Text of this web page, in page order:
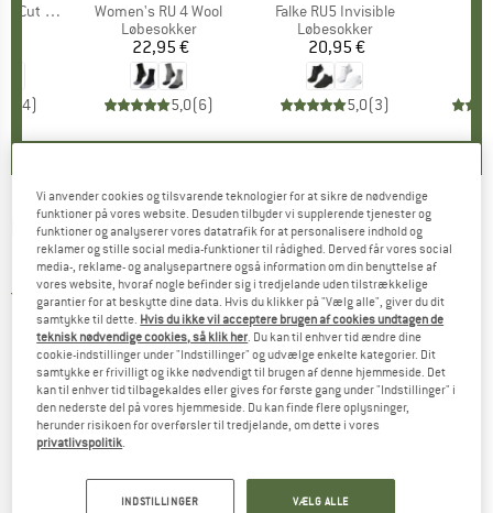
Socks
4)
Artikel
Women's RU 4 Wool
Produktgruppe
Løbesokker
Pris
22,95 €
5,0(6)
Artikel
Falke RU5 Invisible
Produktgruppe
Løbesokker
Pris
20,95 €
5,0(3)
DRYMAX -Running Lite-Mesh No Show Tab -
Løbesokker
5,0(1)
Vi anvender cookies og tilsvarende teknologier for at sikre de nødvendige
funktioner på vores website. Desuden tilbyder vi supplerende tjenester og
funktioner og analyserer vores datatrafik for at personalisere indhold og
reklamer og stille social media-funktioner til rådighed. Derved får vores social
media-, reklame- og analysepartnere også information om din benyttelse af
vores website, hvoraf nogle befinder sig i tredjelande uden tilstrækkelige
garantier for at beskytte dine data. Hvis du klikker på "Vælg alle", giver du dit
samtykke til dette. Hvis du ikke vil acceptere brugen af cookies undtagen de
teknisk nødvendige cookies, så klik her. Du kan til enhver tid ændre dine
cookie-indstillinger under "Indstillinger" og udvælge enkelte kategorier. Dit
samtykke er frivilligt og ikke nødvendigt til brugen af denne hjemmeside. Det
kan til enhver tid tilbagekaldes eller gives for første gang under "Indstillinger" i
den nederste del på vores hjemmeside. Du kan finde flere oplysninger,
herunder risikoen for overførsler til tredjelande, om dette i vores
privatlivspolitik.
INDSTILLINGER VÆLG ALLE